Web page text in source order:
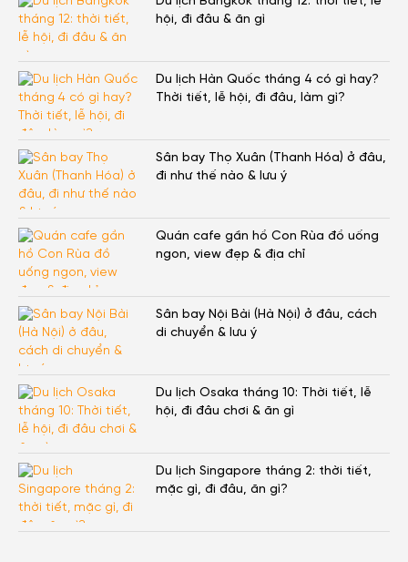
hội, đi đâu & ăn gì
Du lịch Hàn Quốc tháng 4 có gì hay?
Thời tiết, lễ hội, đi đâu, làm gì?
Sân bay Thọ Xuân (Thanh Hóa) ở đâu,
đi như thế nào & lưu ý
Quán cafe gần hồ Con Rùa đồ uống
ngon, view đẹp & địa chỉ
Sân bay Nội Bài (Hà Nội) ở đâu, cách
di chuyển & lưu ý
Du lịch Osaka tháng 10: Thời tiết, lễ
hội, đi đâu chơi & ăn gì
Du lịch Singapore tháng 2: thời tiết,
mặc gì, đi đâu, ăn gì?